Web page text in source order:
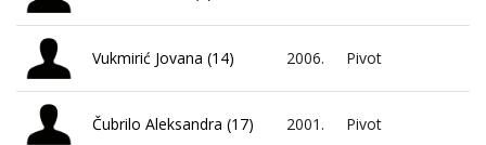
Vukmirić Jovana (14) 2006. Pivot
Čubrilo Aleksandra (17) 2001. Pivot